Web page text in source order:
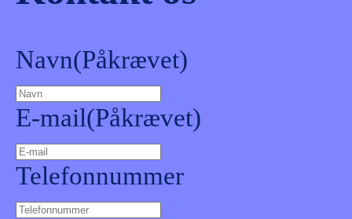
Navn(Påkrævet)
E-mail(Påkrævet)
Telefonnummer